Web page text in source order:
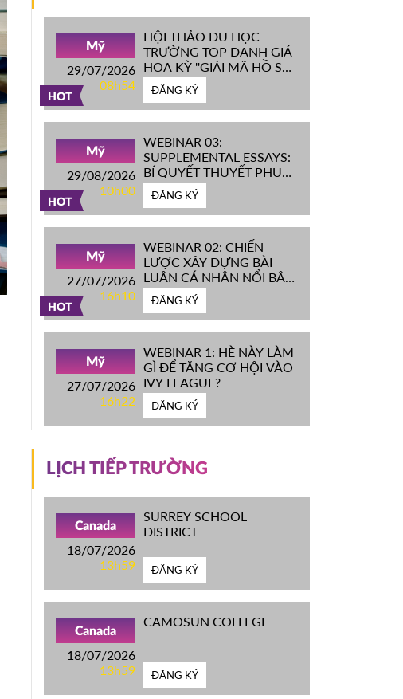
HOT
Mỹ
29/07/2026
08h54
HỘI THẢO DU HỌC
TRƯỜNG TOP DANH GIÁ
HOA KỲ ''GIẢI MÃ HỒ SƠ
IVY LEAGUE''
ĐĂNG KÝ
HOT
Mỹ
29/08/2026
10h00
WEBINAR 03:
SUPPLEMENTAL ESSAYS:
BÍ QUYẾT THUYẾT PHỤC
HỘI ĐỒNG TUYỂN SINH
ĐH TOP ĐẦU MỸ
ĐĂNG KÝ
HOT
Mỹ
27/07/2026
16h10
WEBINAR 02: CHIẾN
LƯỢC XÂY DỰNG BÀI
LUẬN CÁ NHÂN NỔI BẬT
CHINH PHỤC ĐH TOP
ĐẦU MỸ
ĐĂNG KÝ
Mỹ
27/07/2026
16h22
WEBINAR 1: HÈ NÀY LÀM
GÌ ĐỂ TĂNG CƠ HỘI VÀO
IVY LEAGUE?
ĐĂNG KÝ
LỊCH TIẾP TRƯỜNG
Canada
18/07/2026
13h59
SURREY SCHOOL
DISTRICT
ĐĂNG KÝ
Canada
18/07/2026
13h59
CAMOSUN COLLEGE
ĐĂNG KÝ